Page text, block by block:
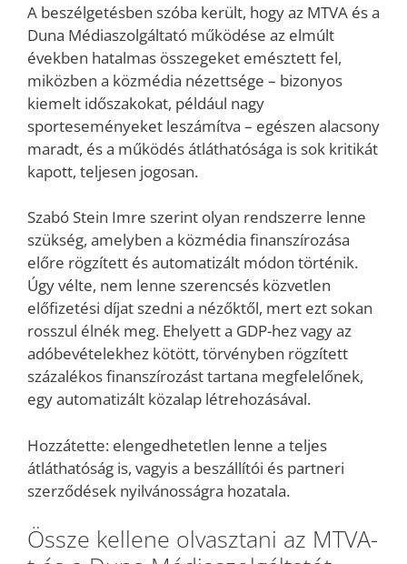
A beszélgetésben szóba került, hogy az MTVA és a
Duna Médiaszolgáltató működése az elmúlt
években hatalmas összegeket emésztett fel,
miközben a közmédia nézettsége – bizonyos
kiemelt időszakokat, például nagy
sporteseményeket leszámítva – egészen alacsony
maradt, és a működés átláthatósága is sok kritikát
kapott, teljesen jogosan.
Szabó Stein Imre szerint olyan rendszerre lenne
szükség, amelyben a közmédia finanszírozása
előre rögzített és automatizált módon történik.
Úgy vélte, nem lenne szerencsés közvetlen
előfizetési díjat szedni a nézőktől, mert ezt sokan
rosszul élnék meg. Ehelyett a GDP-hez vagy az
adóbevételekhez kötött, törvényben rögzített
százalékos finanszírozást tartana megfelelőnek,
egy automatizált közalap létrehozásával.
Hozzátette: elengedhetetlen lenne a teljes
átláthatóság is, vagyis a beszállítói és partneri
szerződések nyilvánosságra hozatala.
Össze kellene olvasztani az MTVA-